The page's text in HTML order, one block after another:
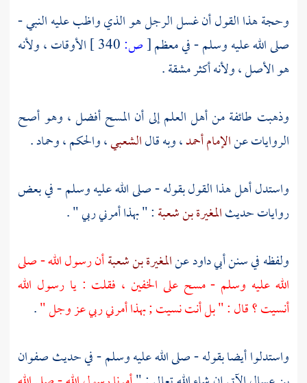
وحجة هذا القول أن غسل الرجل هو الذي واظب عليه النبي -
صلى الله عليه وسلم - في معظم[ص:
الأوقات ، ولأنه
هو الأصل ، ولأنه أكثر مشقة .
وذهبت طائفة من أهل العلم إلى أن المسح أفضل ، وهو أصح
الروايات عنالإمام أحمد، وبه قالالشعبي،والحكم،وحماد.
واستدل أهل هذا القول بقوله - صلى الله عليه وسلم - في بعض
روايات حديثالمغيرة بن شعبة: " بهذا أمرني ربي " .
ولفظه في سننأبي داودعنالمغيرة بن شعبةأن رسول الله - صلى
الله عليه وسلم - مسح على الخفين ، فقلت : يا رسول الله
أنسيت ؟ قال : " بل أنت نسيت ; بهذا أمرني ربي عز وجل ".
واستدلوا أيضا بقوله - صلى الله عليه وسلم - في حديثصفوان